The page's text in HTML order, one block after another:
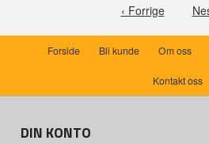
‹ Forrige
Forside Bli kunde Om oss
Kontakt oss
DIN KONTO